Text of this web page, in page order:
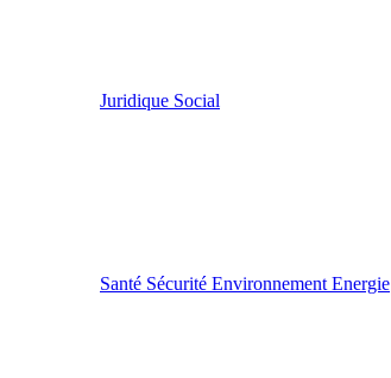
Juridique Social
Santé Sécurité Environnement Energie